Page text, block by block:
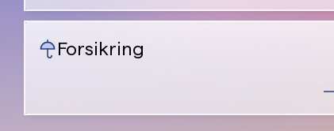
Forsikring